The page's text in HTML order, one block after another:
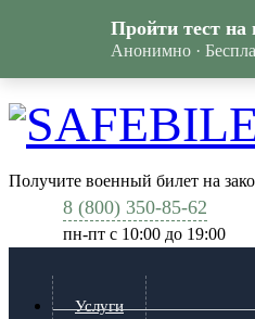
Получите военный билет на
8 (800) 350-85-62
пн-пт c 10:00 до 19:00
Услуги
Пройти тест на
Анонимно ·